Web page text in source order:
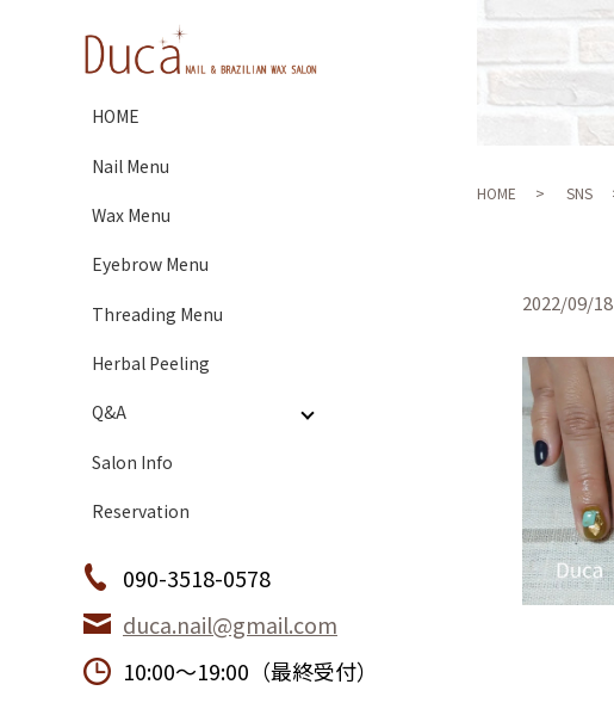
HOME
Nail Menu
Wax Menu
Eyebrow Menu
Threading Menu
Herbal Peeling
Q&A
Salon Info
Reservation
090-3518-0578
duca.nail@gmail.com
10:00〜19:00（最終受付）
HOME SNS
2022/09/18